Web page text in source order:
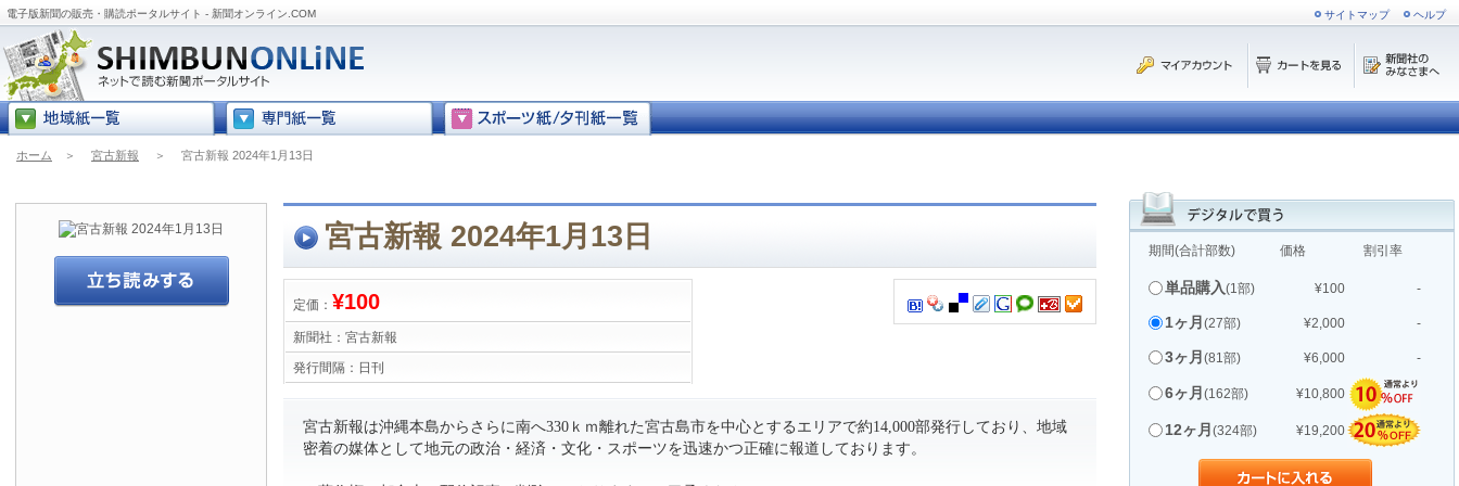
電子版新聞の販売・購読ポータルサイト - 新聞オンライン.COM サイトマップ ヘルプ
ホーム ＞ 宮古新報 ＞ 宮古新報 2024年1月13日
期間(合計部数) 価格 割引率
単品購入(1部) ¥100 -
1ヶ月 (27部) ¥2,000 -
3ヶ月 (81部) ¥6,000 -
6ヶ月 (162部) ¥10,800
12ヶ月 (324部) ¥19,200
宮古新報 2024年1月13日
定価： ¥100
新聞社： 宮古新報
発行間隔： 日刊
宮古新報は沖縄本島からさらに南へ330ｋｍ離れた宮古島市を中心とするエリアで約14,000部発行しており、地域
密着の媒体として地元の政治・経済・文化・スポーツを迅速かつ正確に報道しております。